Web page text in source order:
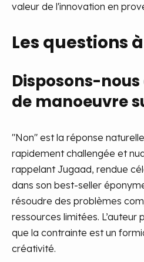
valeur de l'innovation en
Les questions
Disposons-
de manoeuvre
"Non" est la réponse
rapidement challengée et
rappelant Jugaad, rendue
dans son best-seller
résoudre des problèmes
ressources limitées. L’auteur
que la contrainte est un
créativité.